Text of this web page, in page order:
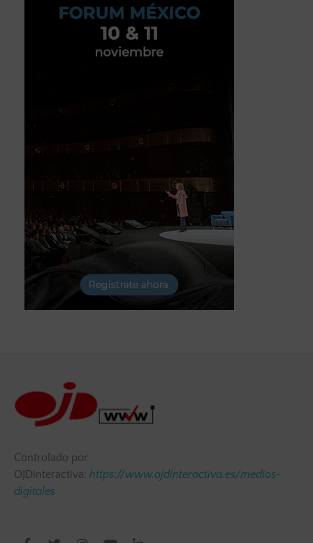
Controlado por
OJDinteractiva: https://www.ojdinteractiva.es/medios-
digitales